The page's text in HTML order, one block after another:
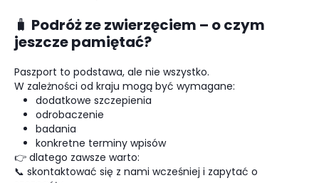
🧳 Podróż ze zwierzęciem – o czym
jeszcze pamiętać?
Paszport to podstawa, ale nie wszystko.
W zależności od kraju mogą być wymagane:
dodatkowe szczepienia
odrobaczenie
badania
konkretne terminy wpisów
👉 dlatego zawsze warto:
📞 skontaktować się z nami wcześniej i zapytać o